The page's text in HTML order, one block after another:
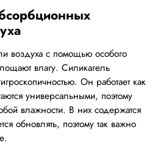
воздуха с помощью особого
влагу. Силикагель
Он работает как
универсальными, поэтому
влажности. В них содержатся
обновлять, поэтому так важно